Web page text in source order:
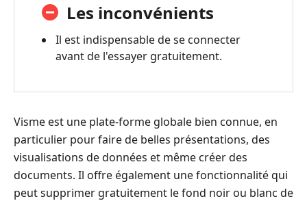
Les inconvénients
Il est indispensable de se connecter
avant de l'essayer gratuitement.
Visme est une plate-forme globale bien connue, en
particulier pour faire de belles présentations, des
visualisations de données et même créer des
documents. Il offre également une fonctionnalité qui
peut supprimer gratuitement le fond noir ou blanc de